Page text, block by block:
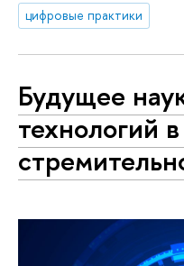
цифровые практики
Будущее
технологий